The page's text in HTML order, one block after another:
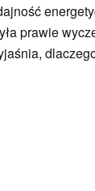
prawie